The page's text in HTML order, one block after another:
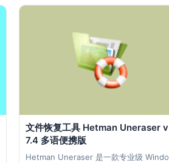
多语便携版
文件恢复工具 Hetman Uneraser v
7.4 多语便携版
Hetman Uneraser 是一款专业级 Windo